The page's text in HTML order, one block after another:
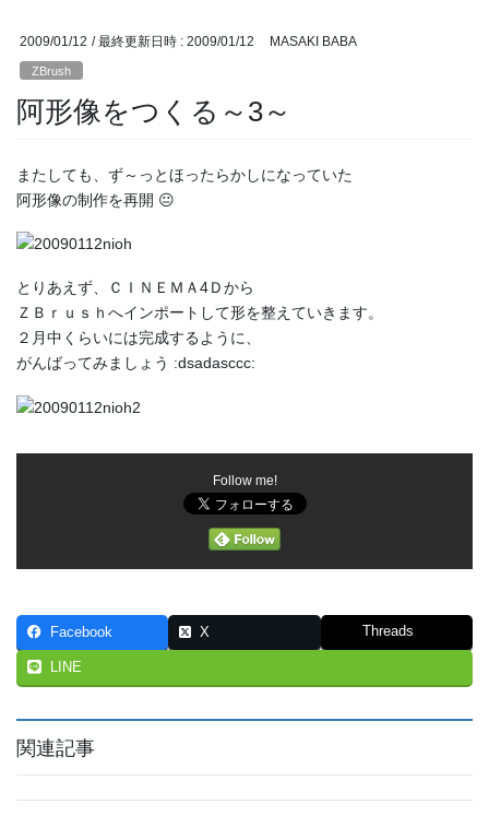
2009/01/12 / 最終更新日時 : 2009/01/12 MASAKI BABA
ZBrush
阿形像をつくる～3～
またしても、ず～っとほったらかしになっていた
阿形像の制作を再開 😐
とりあえず、ＣＩＮＥＭＡ4Ｄから
ＺＢｒｕｓｈへインポートして形を整えていきます。
２月中くらいには完成するように、
がんばってみましょう :dsadasccc:
Follow me!
Facebook X Threads
LINE
関連記事